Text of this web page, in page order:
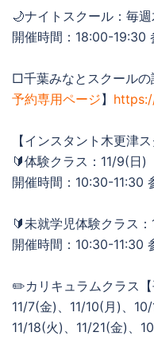
🌙ナイトスクール：毎
開催時間：18:00-19:30
□千葉みなとスクール
予約専用ページ】
【インスタント木更津ス
🔰体験クラス：11/9(日)
開催時間：10:30-11:30
🔰未就学児体験クラス
開催時間：10:30-11:30
✏️カリキュラムクラス【
11/7(金)、11/10(月)、
11/18(火)、11/21(金)、